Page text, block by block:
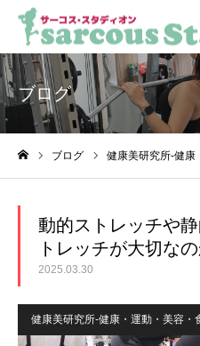
ブログ
ブログ 健康美研究所-健康
動的ストレッチや
トレッチが大切なの
2025.03.30
健康美研究所-健康・運動・美容・